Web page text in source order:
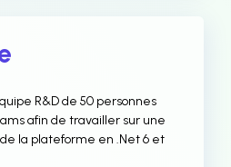
R&D de 50 personnes
afin de travailler sur une
la plateforme en .Net 6 et